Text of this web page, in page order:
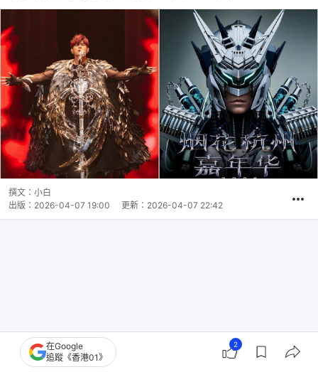
撰文： 小白
出版： 2026-04-07 19:00 更新： 2026-04-07 22:42
在Google
追蹤《香港01》
2